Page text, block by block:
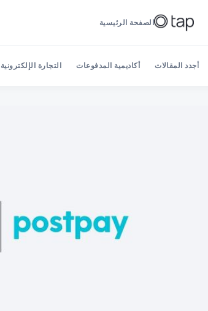
الصفحة الرئيسية
أجدد المقالات أكاديمية المدفوعات التجارة الإلكترونية